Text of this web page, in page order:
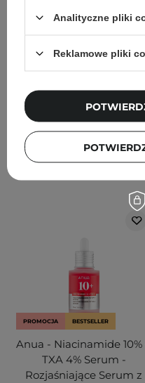
Cleansing Foam -
Pianka do Twarzy - 150ml
184
54,90 zł
52,20 zł
PROMOCJA BESTSELLER
Anua - Niacinamide 10%
TXA 4% Serum -
Rozjaśniające Serum z
Analityczne pliki
Reklamowe pliki